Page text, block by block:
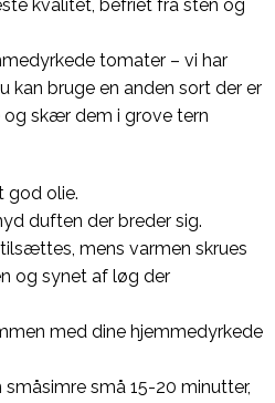
kvalitet, befriet fra sten og
tomater – vi har
kan bruge en anden sort der er
og skær dem i grove tern
god olie.
duften der breder sig.
mens varmen skrues
og synet af løg der
med dine hjemmedyrkede
små 15-20 minutter,